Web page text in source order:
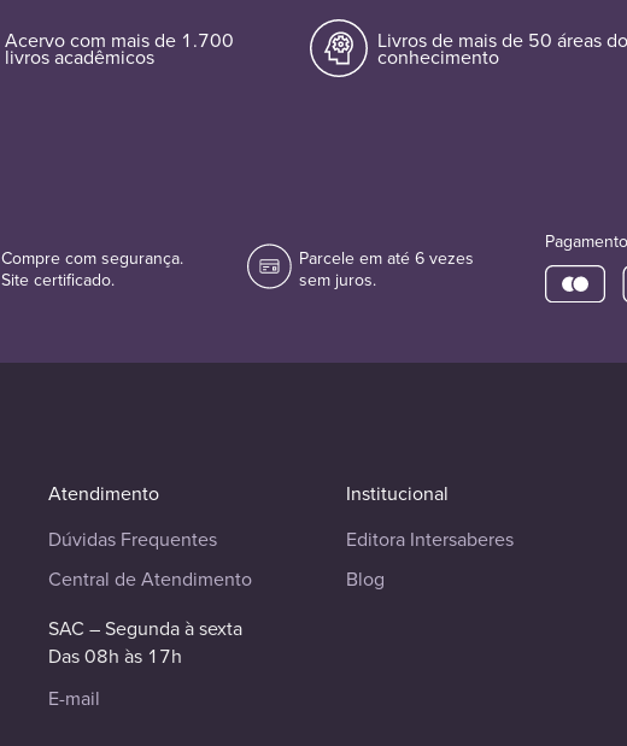
Acervo com mais de 1.700
livros acadêmicos
Livros de mais de 50 áreas do
conhecimento
Compre com segurança.
Site certificado.
Parcele em até 6 vezes
sem juros.
Atendimento
Dúvidas Frequentes
Central de Atendimento
SAC – Segunda à sexta
Das 08h às 17h
E-mail
Institucional
Editora Intersaberes
Blog